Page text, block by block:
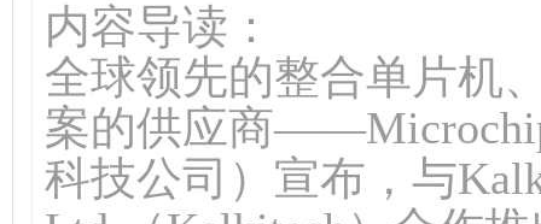
内容导读：
全球领先的整合单片机
案的供应商
科技公司）宣布，与